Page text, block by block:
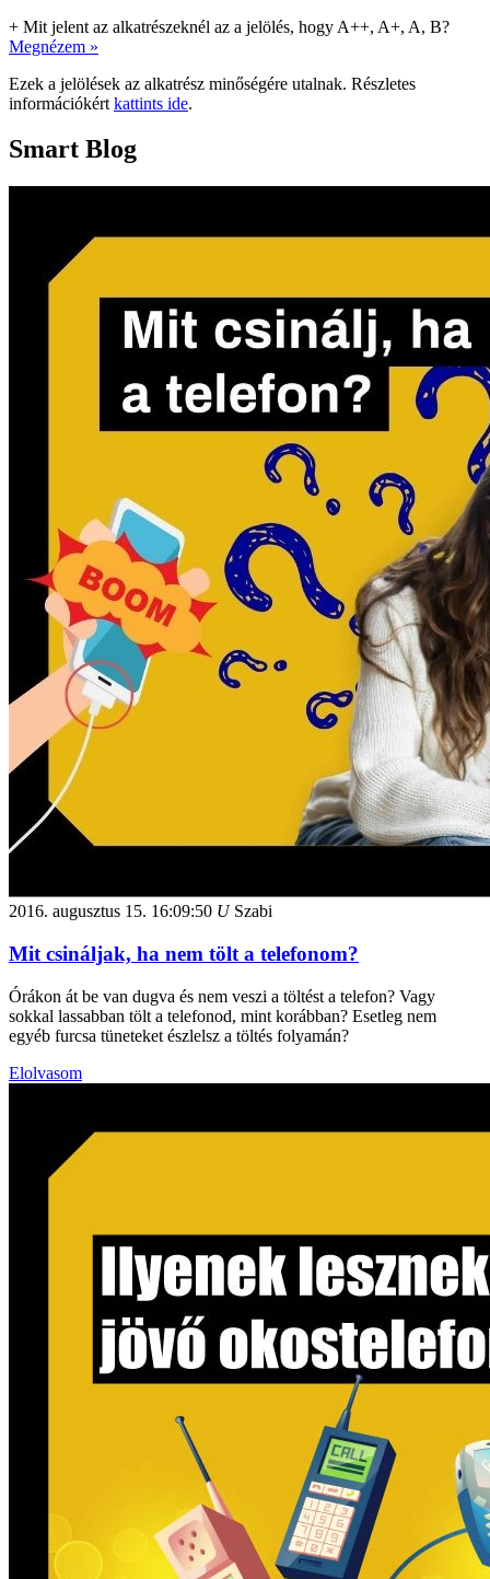
+ Mit jelent az alkatrészeknél az a jelölés, hogy A++, A+, A, B?
Megnézem »
Ezek a jelölések az alkatrész minőségére utalnak. Részletes
információkért kattints ide.
Smart Blog
2016. augusztus 15. 16:09:50 USzabi
Mit csináljak, ha nem tölt a telefonom?
Órákon át be van dugva és nem veszi a töltést a telefon? Vagy
sokkal lassabban tölt a telefonod, mint korábban? Esetleg nem
egyéb furcsa tüneteket észlelsz a töltés folyamán?
Elolvasom